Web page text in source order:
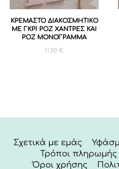
ΚΡΕΜΑΣΤΟ ΔΙΑΚΟΣΜΗΤΙΚΟ
ΜΕ ΓΚΡΙ ΡΟΖ ΧΑΝΤΡΕΣ ΚΑΙ
ΡΟΖ ΜΟΝΟΓΡΑΜΜΑ
11,90 €
Σχετικά με εμάς
Τρόποι
Όροι χρήσης